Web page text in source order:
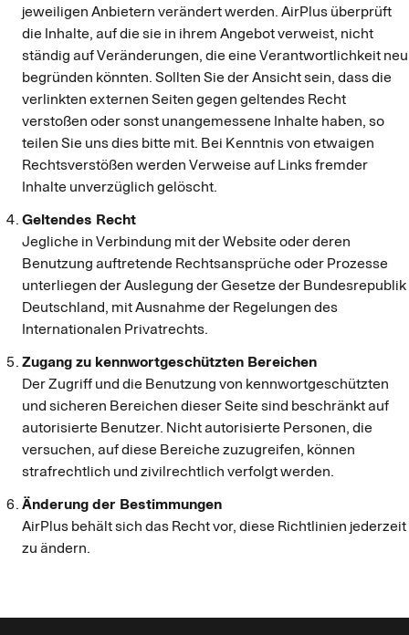
jeweiligen Anbietern verändert werden. AirPlus überprüft
die Inhalte, auf die sie in ihrem Angebot verweist, nicht
ständig auf Veränderungen, die eine Verantwortlichkeit neu
begründen könnten. Sollten Sie der Ansicht sein, dass die
verlinkten externen Seiten gegen geltendes Recht
verstoßen oder sonst unangemessene Inhalte haben, so
teilen Sie uns dies bitte mit. Bei Kenntnis von etwaigen
Rechtsverstößen werden Verweise auf Links fremder
Inhalte unverzüglich gelöscht.
Geltendes Recht
Jegliche in Verbindung mit der Website oder deren
Benutzung auftretende Rechtsansprüche oder Prozesse
unterliegen der Auslegung der Gesetze der Bundesrepublik
Deutschland, mit Ausnahme der Regelungen des
Internationalen Privatrechts.
Zugang zu kennwortgeschützten Bereichen
Der Zugriff und die Benutzung von kennwortgeschützten
und sicheren Bereichen dieser Seite sind beschränkt auf
autorisierte Benutzer. Nicht autorisierte Personen, die
versuchen, auf diese Bereiche zuzugreifen, können
strafrechtlich und zivilrechtlich verfolgt werden.
Änderung der Bestimmungen
AirPlus behält sich das Recht vor, diese Richtlinien jederzeit
zu ändern.